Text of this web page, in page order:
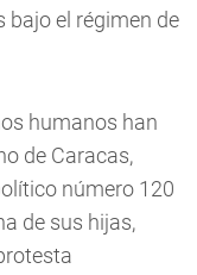
bajo el régimen de
humanos han
de Caracas,
número 120
de sus hijas,